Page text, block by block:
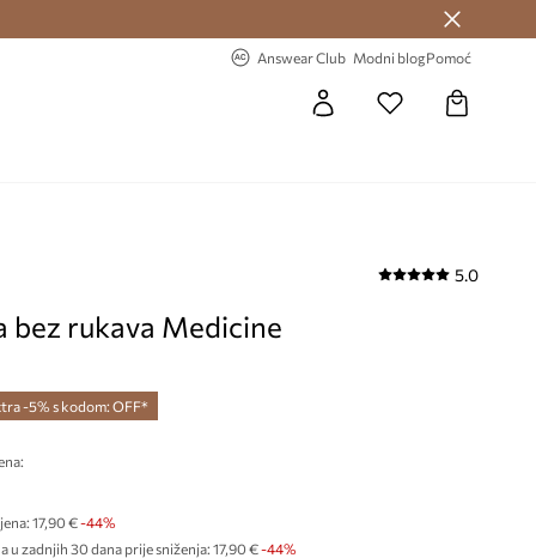
Answear Club Modni blogPomoć
5.0
bez rukava Medicine
-5% s kodom: OFF*
17,90 €-44%
u zadnjih 30 dana prije sniženja: 17,90 € -44%